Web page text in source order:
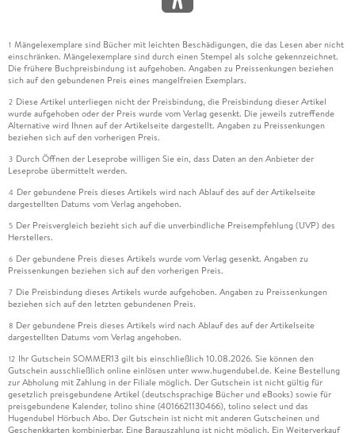
1 Mängelexemplare sind Bücher mit leichten Beschädigungen, die das Lesen aber nicht
einschränken. Mängelexemplare sind durch einen Stempel als solche gekennzeichnet.
Die frühere Buchpreisbindung ist aufgehoben. Angaben zu Preissenkungen beziehen
sich auf den gebundenen Preis eines mangelfreien Exemplars.
2 Diese Artikel unterliegen nicht der Preisbindung, die Preisbindung dieser Artikel
wurde aufgehoben oder der Preis wurde vom Verlag gesenkt. Die jeweils zutreffende
Alternative wird Ihnen auf der Artikelseite dargestellt. Angaben zu Preissenkungen
beziehen sich auf den vorherigen Preis.
3 Durch Öffnen der Leseprobe willigen Sie ein, dass Daten an den Anbieter der
Leseprobe übermittelt werden.
4 Der gebundene Preis dieses Artikels wird nach Ablauf des auf der Artikelseite
dargestellten Datums vom Verlag angehoben.
5 Der Preisvergleich bezieht sich auf die unverbindliche Preisempfehlung (UVP) des
Herstellers.
6 Der gebundene Preis dieses Artikels wurde vom Verlag gesenkt. Angaben zu
Preissenkungen beziehen sich auf den vorherigen Preis.
7 Die Preisbindung dieses Artikels wurde aufgehoben. Angaben zu Preissenkungen
beziehen sich auf den letzten gebundenen Preis.
8 Der gebundene Preis dieses Artikels wird nach Ablauf des auf der Artikelseite
dargestellten Datums vom Verlag angehoben.
12 Ihr Gutschein SOMMER13 gilt bis einschließlich 10.08.2026. Sie können den
Gutschein ausschließlich online einlösen unter www.hugendubel.de. Keine Bestellung
zur Abholung mit Zahlung in der Filiale möglich. Der Gutschein ist nicht gültig für
gesetzlich preisgebundene Artikel (deutschsprachige Bücher und eBooks) sowie für
preisgebundene Kalender, tolino shine (4016621130466), tolino select und das
Hugendubel Hörbuch Abo. Der Gutschein ist nicht mit anderen Gutscheinen und
Geschenkkarten kombinierbar. Eine Barauszahlung ist nicht möglich. Ein Weiterverkauf